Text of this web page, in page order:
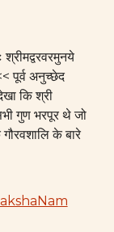
पूर्व अनुच्छेद
कि श्री
गुण भरपूर थे जो
के बारे